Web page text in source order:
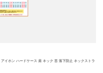
イホン ハードケース 肩 ネック 首 落下防止 ネックストラ